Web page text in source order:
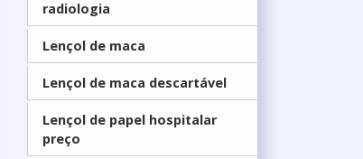
radiologia
Lençol de maca
Lençol de maca descartável
Lençol de papel hospitalar
preço